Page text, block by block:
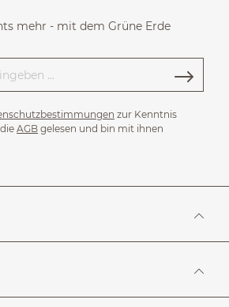
mehr - mit dem Grüne Erde
zur Kenntnis
AGB gelesen und bin mit ihnen